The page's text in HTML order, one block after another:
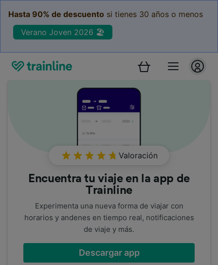
Hasta 90% de descuento si tienes 30 años o menos
Verano Joven 2026 🏖️
Valoración
Encuentra tu viaje en la app de
Trainline
Experimenta una nueva forma de viajar con
horarios y andenes en tiempo real, notificaciones
de viaje y más.
Descargar app